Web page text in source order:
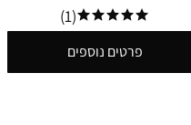
(1)
פרטים נוספים